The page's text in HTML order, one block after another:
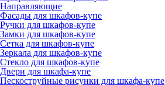
Направляющие
Фасады для шкафов-купе
Ручки для шкафов-купе
Замки для шкафов-купе
Сетка для шкафов-купе
Зеркала для шкафов-купе
Стекло для шкафов-купе
Двери для шкафа-купе
Пескоструйные рисунки для шкафа-купе